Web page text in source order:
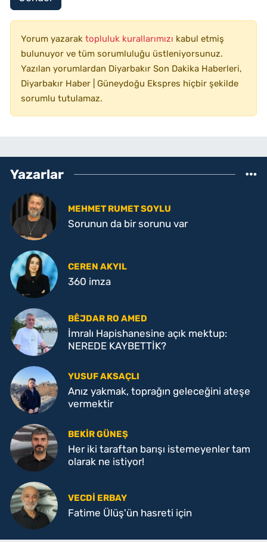
Yorum yazarak topluluk kurallarımızı kabul etmiş
bulunuyor ve tüm sorumluluğu üstleniyorsunuz.
Yazılan yorumlardan Diyarbakır Son Dakika Haberleri,
Diyarbakır Haber | Güneydoğu Ekspres hiçbir şekilde
sorumlu tutulamaz.
Yazarlar
MEHMET RUMET SOYLU
Sorunun da bir sorunu var
CEREN AKYIL
360 imza
BÊJDAR RO AMED
İmralı Hapishanesine açık mektup:
NEREDE KAYBETTİK?
YUSUF AKSAÇLI
Anız yakmak, toprağın geleceğini ateşe
vermektir
BEKIR GÜNEŞ
Her iki taraftan barışı istemeyenler tam
olarak ne istiyor!
VECDI ERBAY
Fatime Ülüş'ün hasreti için